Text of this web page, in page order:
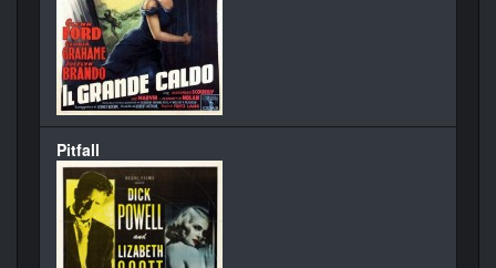
Pitfall